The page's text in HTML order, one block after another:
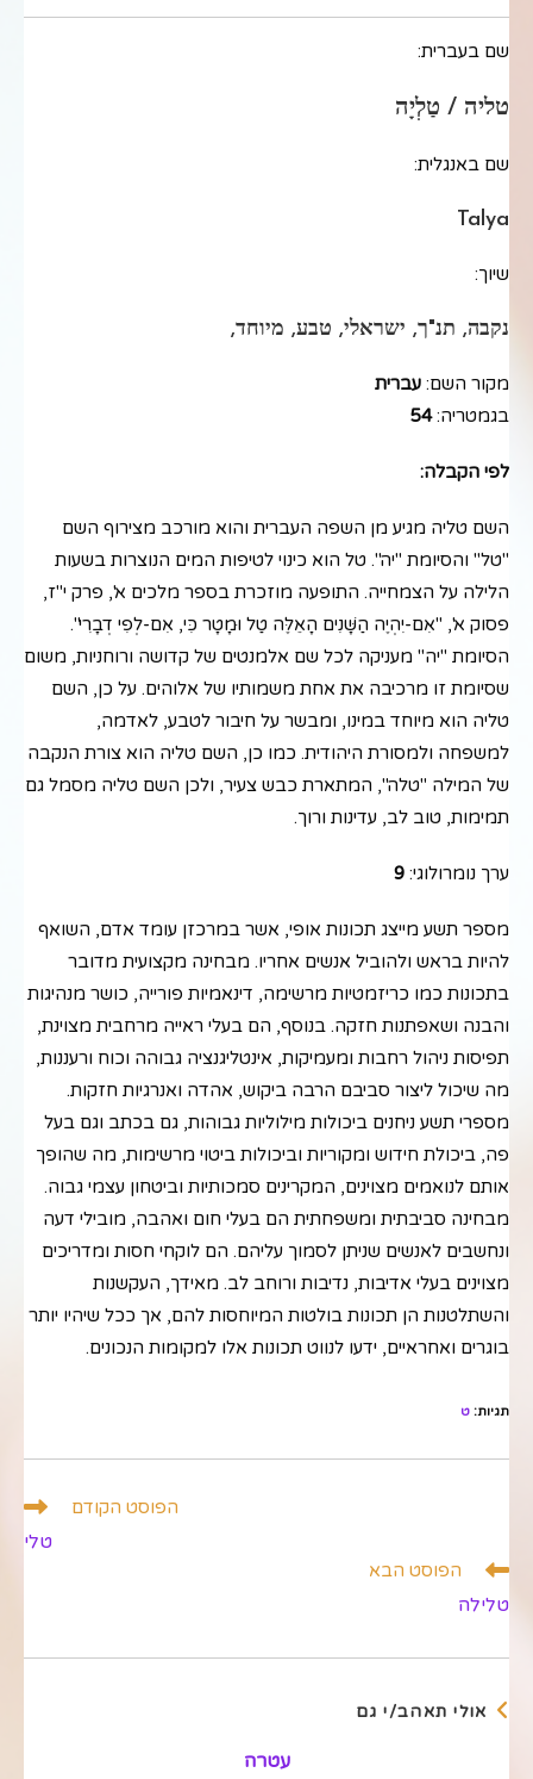
שם בעברית:
טליה / טַלְיָה
שם באנגלית:
Talya
שיוך:
נקבה, תנ"ך, ישראלי, טבע, מיוחד,
מקור השם: עברית
בגמטריה:54
לפי הקבלה:
השם טליה מגיע מן השפה העברית והוא מורכב מצירוף השם
"טל" והסיומת "יה". טל הוא כינוי לטיפות המים הנוצרות בשעות
הלילה על הצמחייה. התופעה מוזכרת בספר מלכים א', פרק י"ז,
פסוק א', "אִם-יִהְיֶה הַשָּׁנִים הָאֵלֶּה טַל וּמָטָר כִּי, אִם-לְפִי דְבָרִי".
הסיומת "יה" מעניקה לכל שם אלמנטים של קדושה ורוחניות, משום
שסיומת זו מרכיבה את אחת משמותיו של אלוהים. על כן, השם
טליה הוא מיוחד במינו, ומבשר על חיבור לטבע, לאדמה,
למשפחה ולמסורת היהודית. כמו כן, השם טליה הוא צורת הנקבה
של המילה "טלה", המתארת כבש צעיר, ולכן השם טליה מסמל גם
תמימות, טוב לב, עדינות ורוך.
ערך נומרולוגי: 9
מספר תשע מייצג תכונות אופי, אשר במרכזן עומד אדם, השואף
להיות בראש ולהוביל אנשים אחריו. מבחינה מקצועית מדובר
בתכונות כמו כריזמטיות מרשימה, דינאמיות פורייה, כושר מנהיגות
והבנה ושאפתנות חזקה. בנוסף, הם בעלי ראייה מרחבית מצוינת,
תפיסות ניהול רחבות ומעמיקות, אינטליגנציה גבוהה וכוח ורעננות,
מה שיכול ליצור סביבם הרבה ביקוש, אהדה ואנרגיות חזקות.
מספרי תשע ניחנים ביכולות מילוליות גבוהות, גם בכתב וגם בעל
פה, ביכולת חידוש ומקוריות וביכולות ביטוי מרשימות, מה שהופך
אותם לנואמים מצוינים, המקרינים סמכותיות וביטחון עצמי גבוה.
מבחינה סביבתית ומשפחתית הם בעלי חום ואהבה, מובילי דעה
ונחשבים לאנשים שניתן לסמוך עליהם. הם לוקחי חסות ומדריכים
מצוינים בעלי אדיבות, נדיבות ורוחב לב. מאידך, העקשנות
והשתלטנות הן תכונות בולטות המיוחסות להם, אך ככל שיהיו יותר
בוגרים ואחראיים, ידעו לנווט תכונות אלו למקומות הנכונים.
תגיות: ט
הפוסט הקודם
טלי
הפוסט הבא
טלילה
אולי תאהב/י גם
עטרה